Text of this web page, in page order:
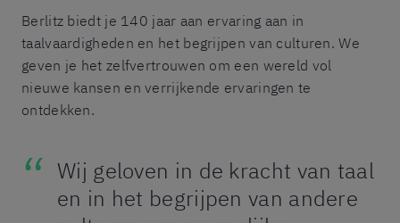
Berlitz biedt je 140 jaar aan ervaring aan in
taalvaardigheden en het begrijpen van culturen. We
geven je het zelfvertrouwen om een ​​wereld vol
nieuwe kansen en verrijkende ervaringen te
ontdekken.
Wij geloven in de kracht van taal
en in het begrijpen van andere